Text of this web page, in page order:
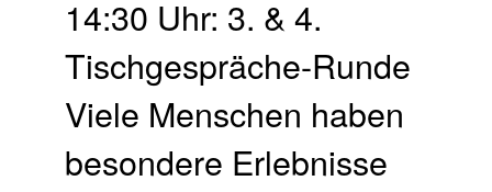
14:30 Uhr: 3. & 4.
Tischgespräche-Runde
Viele Menschen haben
besondere Erlebnisse